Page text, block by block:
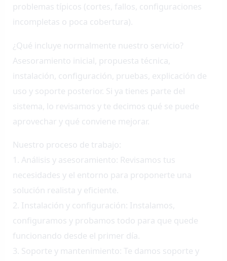
problemas típicos (cortes, fallos, configuraciones
incompletas o poca cobertura).
¿Qué incluye normalmente nuestro servicio?
Asesoramiento inicial, propuesta técnica,
instalación, configuración, pruebas, explicación de
uso y soporte posterior. Si ya tienes parte del
sistema, lo revisamos y te decimos qué se puede
aprovechar y qué conviene mejorar.
Nuestro proceso de trabajo:
1. Análisis y asesoramiento: Revisamos tus
necesidades y el entorno para proponerte una
solución realista y eficiente.
2. Instalación y configuración: Instalamos,
configuramos y probamos todo para que quede
funcionando desde el primer día.
3. Soporte y mantenimiento: Te damos soporte y